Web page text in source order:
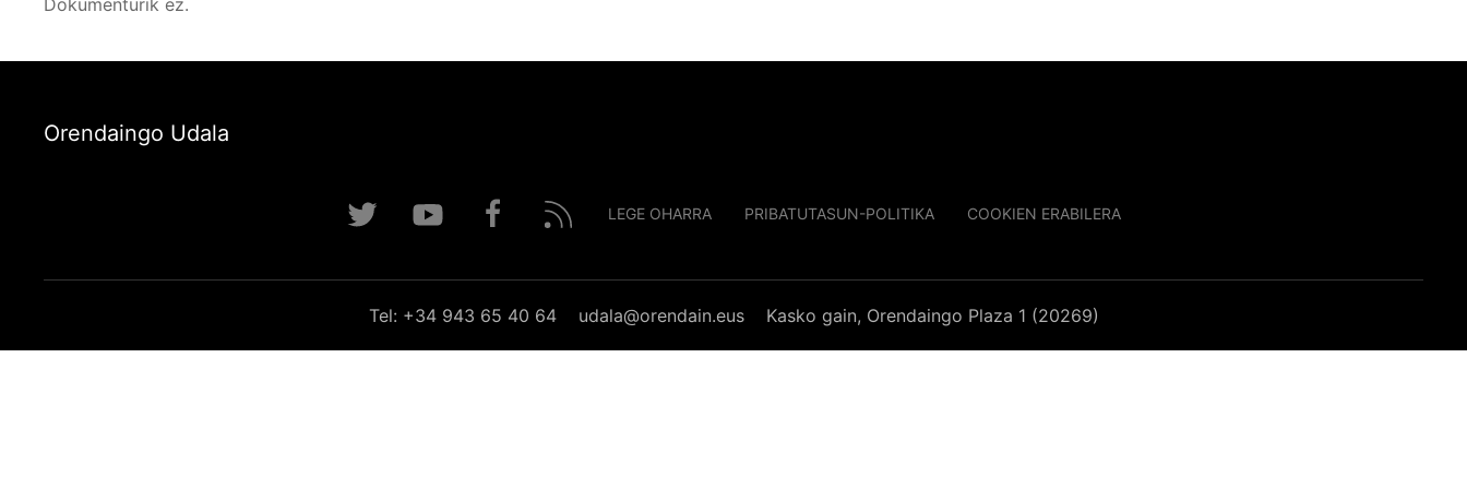
Orendaingo Udala
LEGE OHARRA PRIBATUTASUN-POLITIKA COOKIEN ERABILERA
Tel: +34 943 65 40 64 udala@orendain.eus Kasko gain, Orendaingo Plaza 1 (20269)